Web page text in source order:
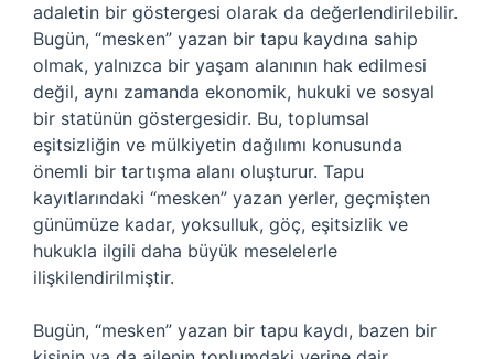
adaletin bir göstergesi olarak da değerlendirilebilir.
Bugün, “mesken” yazan bir tapu kaydına sahip
olmak, yalnızca bir yaşam alanının hak edilmesi
değil, aynı zamanda ekonomik, hukuki ve sosyal
bir statünün göstergesidir. Bu, toplumsal
eşitsizliğin ve mülkiyetin dağılımı konusunda
önemli bir tartışma alanı oluşturur. Tapu
kayıtlarındaki “mesken” yazan yerler, geçmişten
günümüze kadar, yoksulluk, göç, eşitsizlik ve
hukukla ilgili daha büyük meselelerle
ilişkilendirilmiştir.
Bugün, “mesken” yazan bir tapu kaydı, bazen bir